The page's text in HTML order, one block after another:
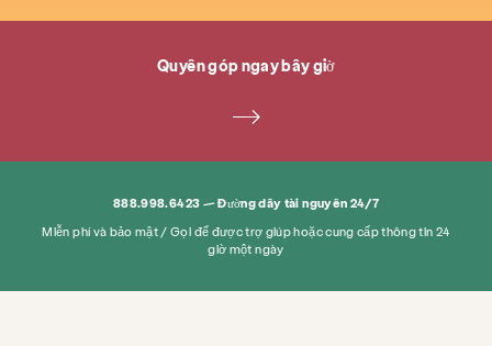
Đưa cho
Quyên góp ngay bây giờ
888.998.6423 — Đường dây tài nguyên 24/7
Miễn phí và bảo mật / Gọi để được trợ giúp hoặc cung cấp thông tin 24
giờ một ngày